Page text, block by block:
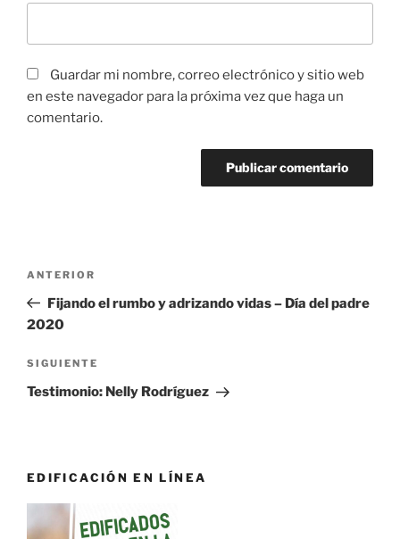
Guardar mi nombre, correo electrónico y sitio web
en este navegador para la próxima vez que haga un
comentario.
entradas
Entrada
anterior:
ANTERIOR
Fijando el rumbo y adrizando vidas – Día del padre
2020
Siguiente
entrada
SIGUIENTE
Testimonio: Nelly Rodríguez
EDIFICACIÓN EN LÍNEA